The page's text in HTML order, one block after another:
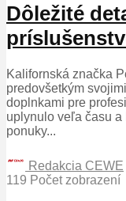
Dôležité
Kalifornská značka
predovšetkým
doplnkami pre
uplynulo veľa času
ponuky...
Redakcia CEWE
119 Počet zobrazení